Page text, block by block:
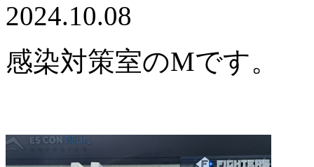
2024.10.08
感染対策室のMです。